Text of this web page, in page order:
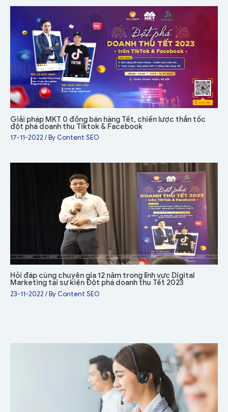
Giải pháp MKT 0 đồng bán hàng Tết, chiến lược thần tốc
đột phá doanh thu Tiktok & Facebook
17-11-2022 / By Content SEO
Hỏi đáp cùng chuyên gia 12 năm trong lĩnh vực Digital
Marketing tại sự kiện Đột phá doanh thu Tết 2023
23-11-2022 / By Content SEO